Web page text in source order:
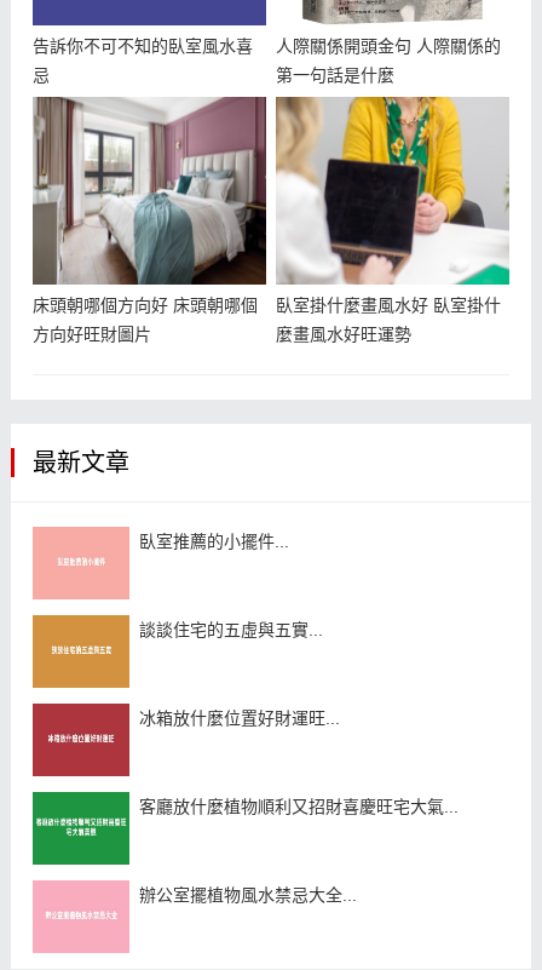
告訴你不可不知的臥室風水喜
忌
人際關係開頭金句 人際關係的
第一句話是什麼
床頭朝哪個方向好 床頭朝哪個
方向好旺財圖片
臥室掛什麼畫風水好 臥室掛什
麼畫風水好旺運勢
最新文章
臥室推薦的小擺件...
談談住宅的五虛與五實...
冰箱放什麼位置好財運旺...
客廳放什麼植物順利又招財喜慶旺宅大氣...
辦公室擺植物風水禁忌大全...